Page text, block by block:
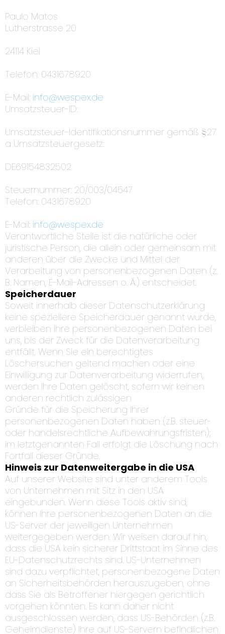
Paulo Matos
Lutherstrasse 20
24114 Kiel
Telefon: 0431678920
E-Mail: info@wespex.de
Umsatzsteuer-ID:
Umsatzsteuer-Identifikationsnummer gemäß §27
a Umsatzsteuergesetz:
DE69154832502
Steuernummer: 20/003/04547
Telefon: 0431678920
E-Mail: info@wespex.de
Verantwortliche Stelle ist die natürliche oder
juristische Person, die allein oder gemeinsam mit
anderen über die Zwecke und Mittel der
Verarbeitung von personenbezogenen Daten (z.
B. Namen, E-Mail-Adressen o. Ä.) entscheidet.
Speicherdauer
Soweit innerhalb dieser Datenschutzerklärung
keine speziellere Speicherdauer genannt wurde,
verbleiben Ihre personenbezogenen Daten bei
uns, bis der Zweck für die Datenverarbeitung
entfällt. Wenn Sie ein berechtigtes
Löschersuchen geltend machen oder eine
Einwilligung zur Datenverarbeitung widerrufen,
werden Ihre Daten gelöscht, sofern wir keinen
anderen rechtlich zulässigen
Gründe für die Speicherung Ihrer
personenbezogenen Daten haben (z.B. steuer-
oder handelsrechtliche Aufbewahrungsfristen);
im letztgenannten Fall erfolgt die Löschung nach
Fortfall dieser Gründe.
Hinweis zur Datenweitergabe in die USA
Auf unserer Website sind unter anderem Tools
von Unternehmen mit Sitz in den USA
eingebunden. Wenn diese Tools aktiv sind,
können Ihre personenbezogenen Daten an die
US-Server der jeweiligen Unternehmen
weitergegeben werden. Wir weisen darauf hin,
dass die USA kein sicherer Drittstaat im Sinne des
EU-Datenschutzrechts sind. US-Unternehmen
sind dazu verpflichtet, personenbezogene Daten
an Sicherheitsbehörden herauszugeben, ohne
dass Sie als Betroffener hiergegen gerichtlich
vorgehen könnten. Es kann daher nicht
ausgeschlossen werden, dass US-Behörden (z.B.
Geheimdienste) Ihre auf US-Servern befindlichen